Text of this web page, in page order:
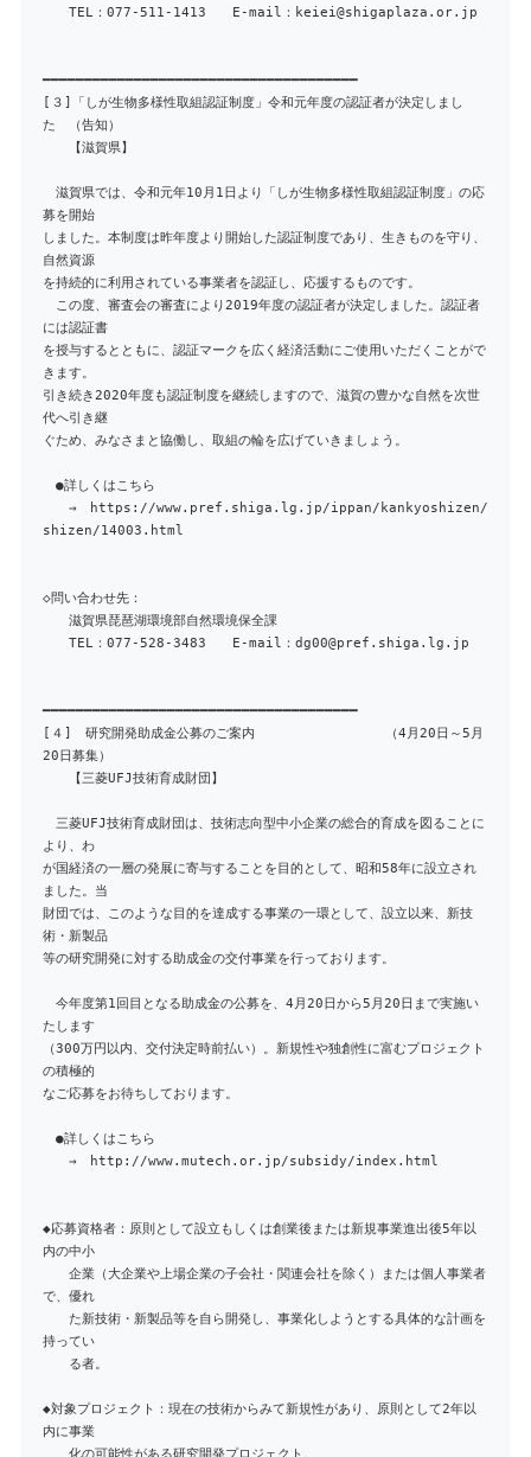
TEL：077-511-1413 E-mail：keiei@shigaplaza.or.jp
━━━━━━━━━━━━━━━━━━━━━━━━━━━━━━━━━━━━━━
[３]「しが生物多様性取組認証制度」令和元年度の認証者が決定しまし
た （告知）
【滋賀県】
滋賀県では、令和元年10月1日より「しが生物多様性取組認証制度」の応
募を開始
しました。本制度は昨年度より開始した認証制度であり、生きものを守り、
自然資源
を持続的に利用されている事業者を認証し、応援するものです。
この度、審査会の審査により2019年度の認証者が決定しました。認証者
には認証書
を授与するとともに、認証マークを広く経済活動にご使用いただくことがで
きます。
引き続き2020年度も認証制度を継続しますので、滋賀の豊かな自然を次世
代へ引き継
ぐため、みなさまと協働し、取組の輪を広げていきましょう。
●詳しくはこちら
→ https://www.pref.shiga.lg.jp/ippan/kankyoshizen/
shizen/14003.html
◇問い合わせ先：
滋賀県琵琶湖環境部自然環境保全課
TEL：077-528-3483 E-mail：dg00@pref.shiga.lg.jp
━━━━━━━━━━━━━━━━━━━━━━━━━━━━━━━━━━━━━━
[４] 研究開発助成金公募のご案内 （4月20日～5月
20日募集）
【三菱UFJ技術育成財団】
三菱UFJ技術育成財団は、技術志向型中小企業の総合的育成を図ることに
より、わ
が国経済の一層の発展に寄与することを目的として、昭和58年に設立され
ました。当
財団では、このような目的を達成する事業の一環として、設立以来、新技
術・新製品
等の研究開発に対する助成金の交付事業を行っております。
今年度第1回目となる助成金の公募を、4月20日から5月20日まで実施い
たします
（300万円以内、交付決定時前払い）。新規性や独創性に富むプロジェクト
の積極的
なご応募をお待ちしております。
●詳しくはこちら
→ http://www.mutech.or.jp/subsidy/index.html
◆応募資格者：原則として設立もしくは創業後または新規事業進出後5年以
内の中小
企業（大企業や上場企業の子会社・関連会社を除く）または個人事業者
で、優れ
た新技術・新製品等を自ら開発し、事業化しようとする具体的な計画を
持ってい
る者。
◆対象プロジェクト：現在の技術からみて新規性があり、原則として2年以
内に事業